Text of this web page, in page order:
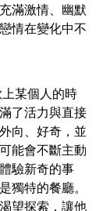
滿激情、幽默
情在變化中不
某個人的時
了活力與直接
向、好奇，並
能會不斷主動
驗新奇的事
獨特的餐廳。
望探索，讓他